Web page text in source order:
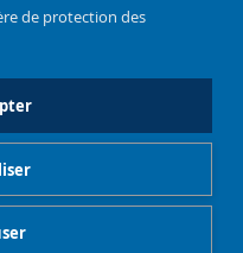
de protection des